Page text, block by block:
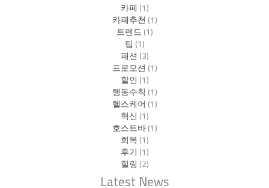
카페 (1)
카페추천(1)
트렌드(1)
팁 (1)
패션(3)
프로모션(1)
할인(1)
행동수칙 (1)
헬스케어 (1)
혁신(1)
호스트바(1)
회복(1)
후기 (1)
힐링 (2)
Latest News